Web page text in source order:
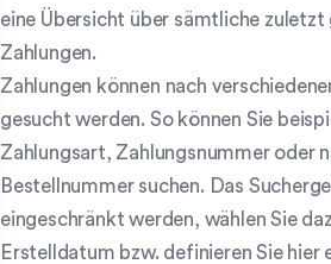
eine Übersicht über sämtliche
Zahlungen.
Zahlungen können nach
gesucht werden. So können Sie
Zahlungsart, Zahlungsnummer oder
Bestellnummer suchen. Das
eingeschränkt werden, wählen Sie
Erstelldatum bzw. definieren Sie hier